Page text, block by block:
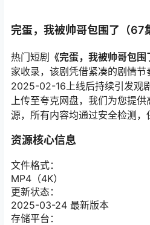
完蛋，我被帅哥包围了（67
热门短剧 《完蛋，我被帅哥包围
家收录，该剧凭借紧凑的剧情
2025-02-16上线后持续引发观
上传至夸克网盘，我们为您提
源，所有内容均通过安全检测，
资源核心信息
文件格式：
MP4（4K）
更新状态：
2025-03-24 最新版本
存储平台：